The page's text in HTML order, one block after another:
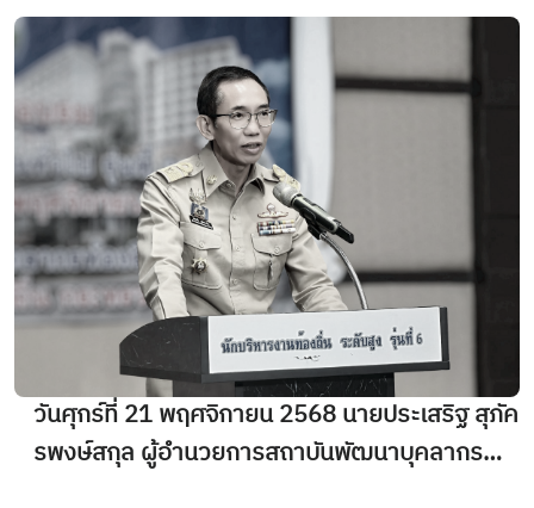
เทศมนตรี รุ่นที่ 3 โดยมีผู้สำเร็จการศึกษาทั้งสิ้น 34
คน ณ สถาบันพัฒนาบุคลากรท้องถิ่น
วันศุกร์ที่ 21 พฤศจิกายน 2568 นายประเสริฐ สุภัค
รพงษ์สกุล ผู้อำนวยการสถาบันพัฒนาบุคลากร